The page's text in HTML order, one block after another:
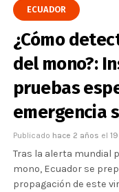
ECUADOR
¿Cómo
del mono?:
pruebas
emergencia
Publicado hace 2 años el
Tras la alerta mundial
mono, Ecuador se
propagación de este